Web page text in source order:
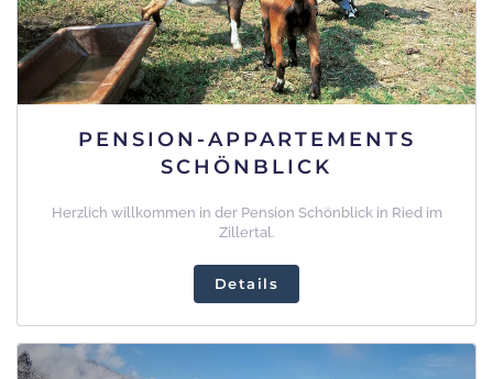
PENSION-APPARTEMENTS
SCHÖNBLICK
Herzlich willkommen in der Pension Schönblick in Ried im
Zillertal.
Details